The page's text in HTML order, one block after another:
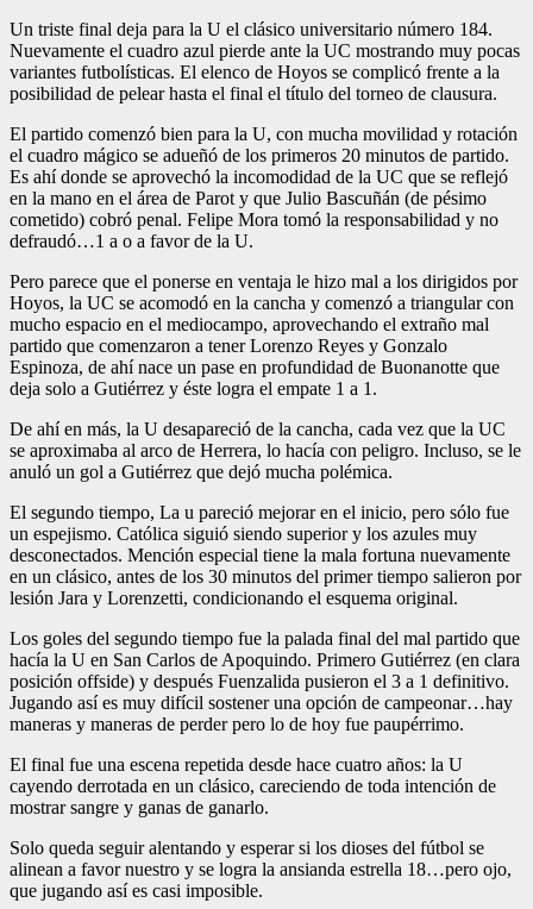
Un triste final deja para la U el clásico universitario número 184.
Nuevamente el cuadro azul pierde ante la UC mostrando muy pocas
variantes futbolísticas. El elenco de Hoyos se complicó frente a la
posibilidad de pelear hasta el final el título del torneo de clausura.
El partido comenzó bien para la U, con mucha movilidad y rotación
el cuadro mágico se adueñó de los primeros 20 minutos de partido.
Es ahí donde se aprovechó la incomodidad de la UC que se reflejó
en la mano en el área de Parot y que Julio Bascuñán (de pésimo
cometido) cobró penal. Felipe Mora tomó la responsabilidad y no
defraudó…1 a o a favor de la U.
Pero parece que el ponerse en ventaja le hizo mal a los dirigidos por
Hoyos, la UC se acomodó en la cancha y comenzó a triangular con
mucho espacio en el mediocampo, aprovechando el extraño mal
partido que comenzaron a tener Lorenzo Reyes y Gonzalo
Espinoza, de ahí nace un pase en profundidad de Buonanotte que
deja solo a Gutiérrez y éste logra el empate 1 a 1.
De ahí en más, la U desapareció de la cancha, cada vez que la UC
se aproximaba al arco de Herrera, lo hacía con peligro. Incluso, se le
anuló un gol a Gutiérrez que dejó mucha polémica.
El segundo tiempo, La u pareció mejorar en el inicio, pero sólo fue
un espejismo. Católica siguió siendo superior y los azules muy
desconectados. Mención especial tiene la mala fortuna nuevamente
en un clásico, antes de los 30 minutos del primer tiempo salieron por
lesión Jara y Lorenzetti, condicionando el esquema original.
Los goles del segundo tiempo fue la palada final del mal partido que
hacía la U en San Carlos de Apoquindo. Primero Gutiérrez (en clara
posición offside) y después Fuenzalida pusieron el 3 a 1 definitivo.
Jugando así es muy difícil sostener una opción de campeonar…hay
maneras y maneras de perder pero lo de hoy fue paupérrimo.
El final fue una escena repetida desde hace cuatro años: la U
cayendo derrotada en un clásico, careciendo de toda intención de
mostrar sangre y ganas de ganarlo.
Solo queda seguir alentando y esperar si los dioses del fútbol se
alinean a favor nuestro y se logra la ansianda estrella 18…pero ojo,
que jugando así es casi imposible.